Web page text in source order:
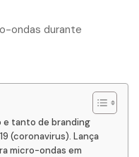
e tanto de branding
(coronavirus). Lança
micro-ondas em